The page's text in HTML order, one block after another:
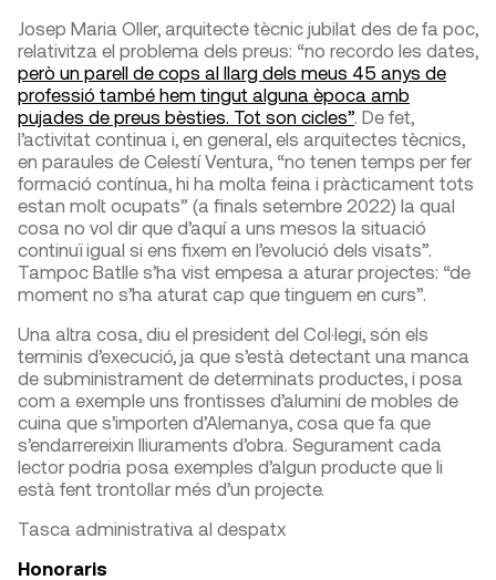
Josep Maria Oller, arquitecte tècnic jubilat des de fa poc,
relativitza el problema dels preus: “no recordo les dates,
però un parell de cops al llarg dels meus 45 anys de
professió també hem tingut alguna època amb
pujades de preus bèsties. Tot son cicles” . De fet,
l’activitat continua i, en general, els arquitectes tècnics,
en paraules de Celestí Ventura, “no tenen temps per fer
formació contínua, hi ha molta feina i pràcticament tots
estan molt ocupats” (a finals setembre 2022) la qual
cosa no vol dir que d’aquí a uns mesos la situació
continuï igual si ens fixem en l’evolució dels visats”.
Tampoc Batlle s’ha vist empesa a aturar projectes: “de
moment no s’ha aturat cap que tinguem en curs”.
Una altra cosa, diu el president del Col·legi, són els
terminis d’execució, ja que s’està detectant una manca
de subministrament de determinats productes, i posa
com a exemple uns frontisses d’alumini de mobles de
cuina que s’importen d’Alemanya, cosa que fa que
s’endarrereixin lliuraments d’obra. Segurament cada
lector podria posa exemples d’algun producte que li
està fent trontollar més d’un projecte.
Tasca administrativa al despatx
Honoraris